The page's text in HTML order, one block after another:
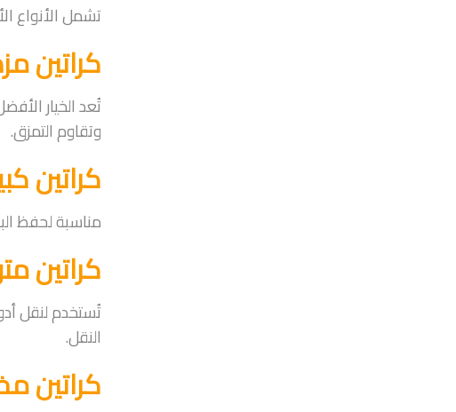
تشمل الأنواع
كراتين
تُعد الخيار
وتقاوم التمزق.
كراتين
مناسبة لحفظ
كراتين
تُستخدم لنقل
النقل.
كراتين